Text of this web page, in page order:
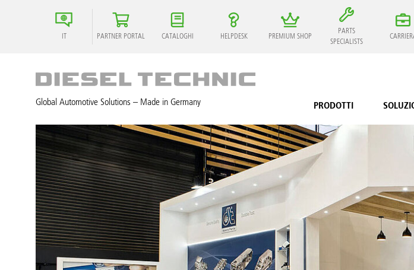
IT PARTNER PORTAL CATALOGHI HELPDESK PREMIUM SHOP
PARTS
SPECIALISTS
Global Automotive Solutions – Made in Germany PRODOTTI